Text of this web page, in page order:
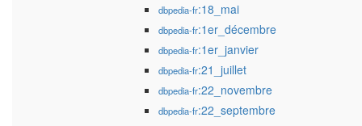
dbpedia-fr:18_mai
dbpedia-fr:1er_décembre
dbpedia-fr:1er_janvier
dbpedia-fr:21_juillet
dbpedia-fr:22_novembre
dbpedia-fr:22_septembre